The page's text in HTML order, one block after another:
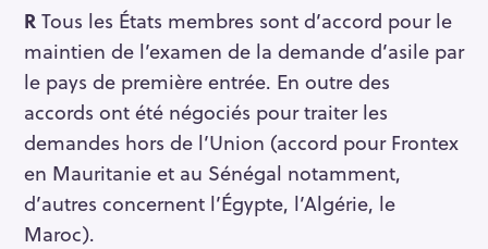
RTous les États membres sont d’accord pour le
maintien de l’examen de la demande d’asile par
le pays de première entrée. En outre des
accords ont été négociés pour traiter les
demandes hors de l’Union (accord pour Frontex
en Mauritanie et au Sénégal notamment,
d’autres concernent l’Égypte, l’Algérie, le
Maroc).